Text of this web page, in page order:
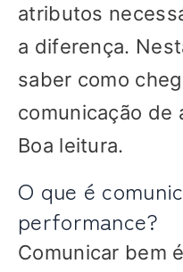
atributos
a diferença.
saber como
comunicação de
Boa leitura.
O que é
performance?
Comunicar bem